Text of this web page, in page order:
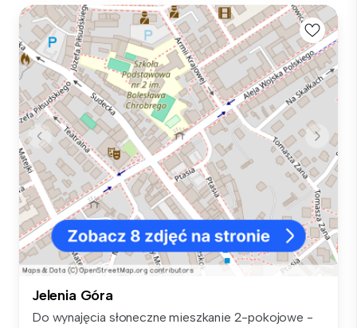
Jelenia Góra
Do wynajęcia słoneczne mieszkanie 2-pokojowe -